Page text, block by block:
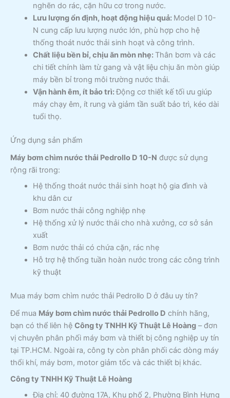
nghẽn do rác, cặn hữu cơ trong nước.
Lưu lượng ổn định, hoạt động hiệu quả: Model D 10-
N cung cấp lưu lượng nước lớn, phù hợp cho hệ
thống thoát nước thải sinh hoạt và công trình.
Chất liệu bền bỉ, chịu ăn mòn nhẹ: Thân bơm và các
chi tiết chính làm từ gang và vật liệu chịu ăn mòn giúp
máy bền bỉ trong môi trường nước thải.
Vận hành êm, ít bảo trì:Động cơ thiết kế tối ưu giúp
máy chạy êm, ít rung và giảm tần suất bảo trì, kéo dài
tuổi thọ.
Ứng dụng sản phẩm
Máy bơm chìm nước thải Pedrollo D 10-N được sử dụng
rộng rãi trong:
Hệ thống thoát nước thải sinh hoạt hộ gia đình và
khu dân cư
Bơm nước thải công nghiệp nhẹ
Hệ thống xử lý nước thải cho nhà xưởng, cơ sở sản
xuất
Bơm nước thải có chứa cặn, rác nhẹ
Hỗ trợ hệ thống tuần hoàn nước trong các công trình
kỹ thuật
Mua máy bơm chìm nước thải Pedrollo D ở đâu uy tín?
Để mua Máy bơm chìm nước thải Pedrollo D chính hãng,
bạn có thể liên hệ Công ty TNHH Kỹ Thuật Lê Hoàng – đơn
vị chuyên phân phối máy bơm và thiết bị công nghiệp uy tín
tại TP.HCM. Ngoài ra, công ty còn phân phối các dòng máy
thổi khí, máy bơm, motor giảm tốc và các thiết bị khác.
Công ty TNHH Kỹ Thuật Lê Hoàng
Địa chỉ: 40 đường 17A, Khu phố 2, Phường Bình Hưng